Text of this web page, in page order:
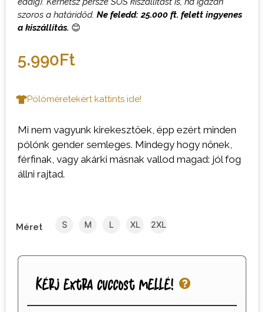
szoros a határidőd. Ne feledd: 25.000 ft. felett ingyenes
a kiszállítás. 😊
5.990Ft
Pólóméretekért kattints ide!
Mi nem vagyunk kirekesztőek, épp ezért minden
pólónk gender semleges. Mindegy hogy nőnek,
férfinak, vagy akárki másnak vallod magad: jól fog
állni rajtad.
Méret S M L XL 2XL
Kérj extra cuccost mellé!